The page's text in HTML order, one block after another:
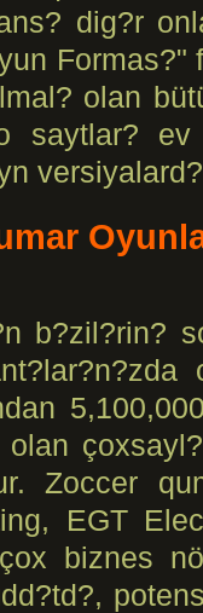
dig?r
Formas?"
olan
saytlar? ev
b?zil?rin?
olan
Zoccer
EGT
biznes